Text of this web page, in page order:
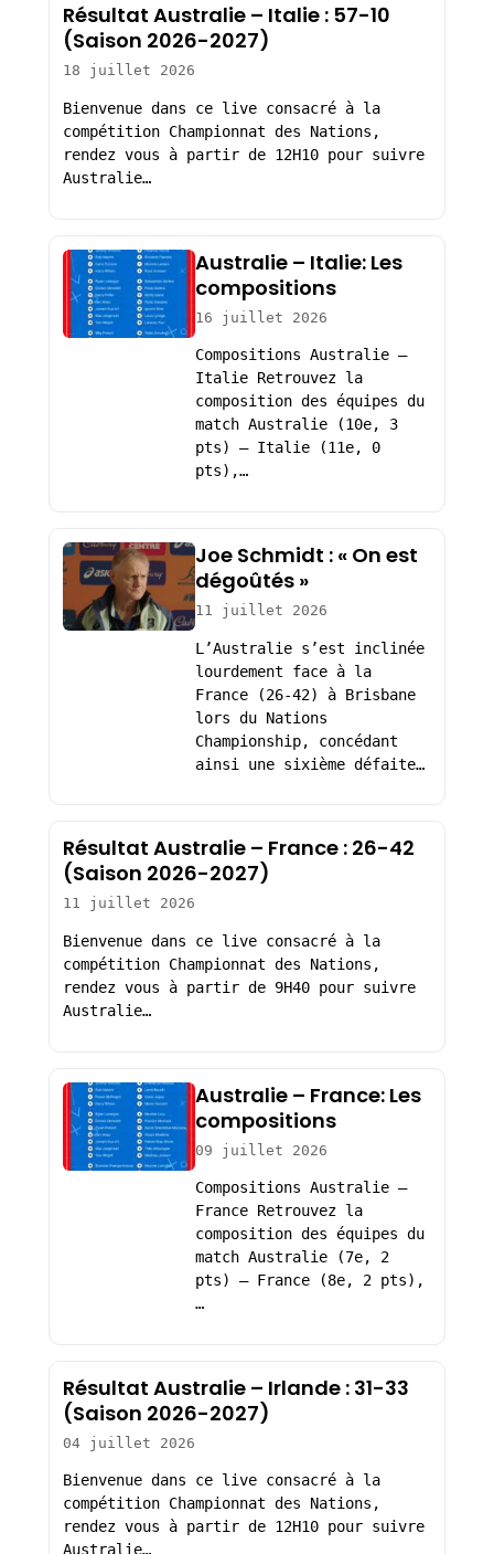
Résultat Australie – Italie : 57-10
(Saison 2026-2027)
18 juillet 2026
Bienvenue dans ce live consacré à la
compétition Championnat des Nations,
rendez vous à partir de 12H10 pour suivre
Australie…
Australie – Italie: Les
compositions
16 juillet 2026
Compositions Australie –
Italie Retrouvez la
composition des équipes du
match Australie (10e, 3
pts) – Italie (11e, 0
pts),…
Joe Schmidt : « On est
dégoûtés »
11 juillet 2026
L’Australie s’est inclinée
lourdement face à la
France (26-42) à Brisbane
lors du Nations
Championship, concédant
ainsi une sixième défaite…
Résultat Australie – France : 26-42
(Saison 2026-2027)
11 juillet 2026
Bienvenue dans ce live consacré à la
compétition Championnat des Nations,
rendez vous à partir de 9H40 pour suivre
Australie…
Australie – France: Les
compositions
09 juillet 2026
Compositions Australie –
France Retrouvez la
composition des équipes du
match Australie (7e, 2
pts) – France (8e, 2 pts),
…
Résultat Australie – Irlande : 31-33
(Saison 2026-2027)
04 juillet 2026
Bienvenue dans ce live consacré à la
compétition Championnat des Nations,
rendez vous à partir de 12H10 pour suivre
Australie…